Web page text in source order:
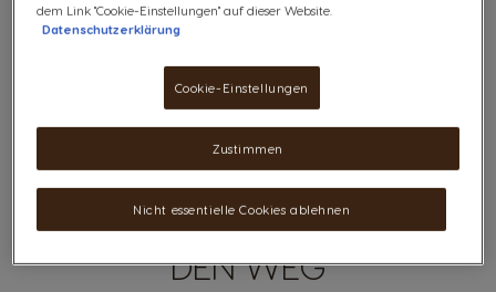
MACH DICH AUF
DEN WEG
dem Link "Cookie-Einstellungen" auf dieser Website.
Datenschutzerklärung
Cookie-Einstellungen
Nicht essentielle Cookies ablehnen
Zustimmen